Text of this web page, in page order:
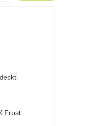
Frost